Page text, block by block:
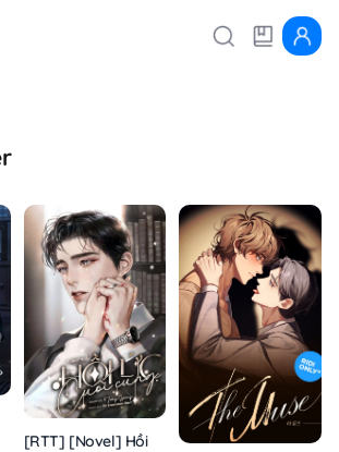
[RTT] [Novel] Hồi Ức Cuối Cùng